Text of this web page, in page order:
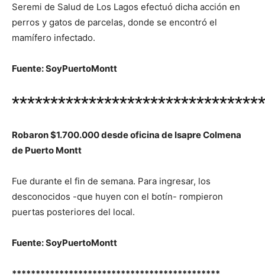
Seremi de Salud de Los Lagos efectuó dicha acción en
perros y gatos de parcelas, donde se encontró el
mamífero infectado.
Fuente: SoyPuertoMontt
Robaron $1.700.000 desde oficina de Isapre Colmena
de Puerto Montt
Fue durante el fin de semana. Para ingresar, los
desconocidos -que huyen con el botín- rompieron
puertas posteriores del local.
Fuente: SoyPuertoMontt